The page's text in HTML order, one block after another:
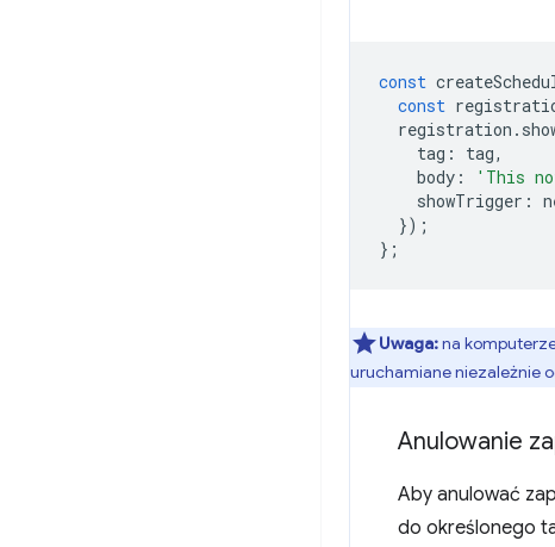
const
const
registration .
tag : tag,
body : 'This
showTrigger :
});
};
Uwaga:na
uruchamiane niezależnie
Anulowanie
Aby anulować
do określonego